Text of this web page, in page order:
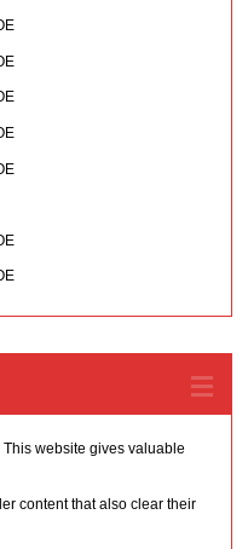
website gives valuable
content that also clear their